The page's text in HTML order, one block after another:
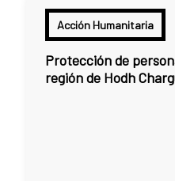
Acción Humanitaria
Protección de
región de Hodh